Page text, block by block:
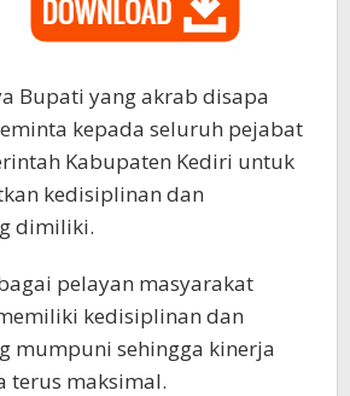
Bupati yang akrab disapa
kepada seluruh pejabat
Kabupaten Kediri untuk
kedisiplinan dan
dimiliki.
pelayan masyarakat
kedisiplinan dan
mumpuni sehingga kinerja
terus maksimal.